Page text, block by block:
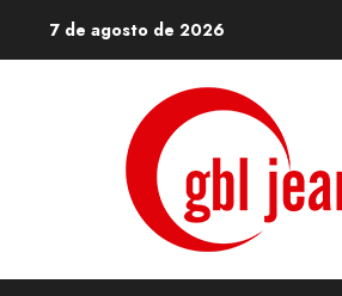
7 de agosto de 2026